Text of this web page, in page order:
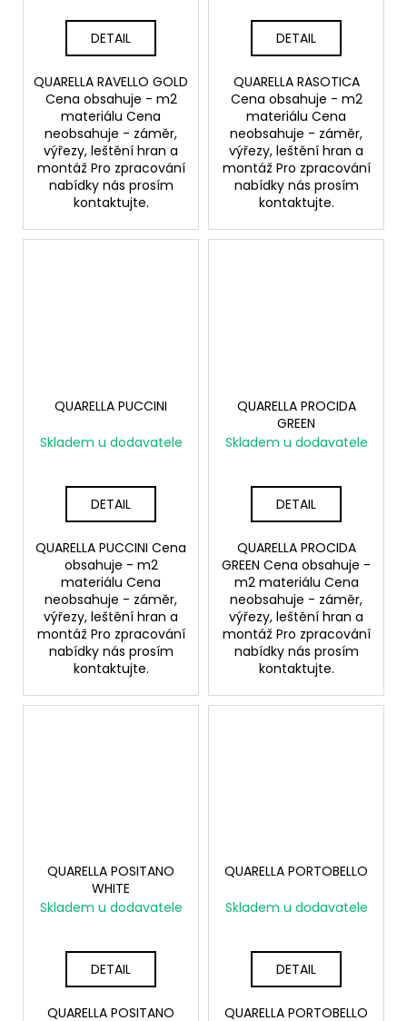
DETAIL
QUARELLA RAVELLO GOLD
Cena obsahuje - m2
materiálu Cena
neobsahuje - záměr,
výřezy, leštění hran a
montáž Pro zpracování
nabídky nás prosím
kontaktujte.
DETAIL
QUARELLA RASOTICA
Cena obsahuje - m2
materiálu Cena
neobsahuje - záměr,
výřezy, leštění hran a
montáž Pro zpracování
nabídky nás prosím
kontaktujte.
QUARELLA PUCCINI
Skladem u dodavatele
DETAIL
QUARELLA PUCCINI Cena
obsahuje - m2
materiálu Cena
neobsahuje - záměr,
výřezy, leštění hran a
montáž Pro zpracování
nabídky nás prosím
kontaktujte.
QUARELLA PROCIDA
GREEN
Skladem u dodavatele
DETAIL
QUARELLA PROCIDA
GREEN Cena obsahuje -
m2 materiálu Cena
neobsahuje - záměr,
výřezy, leštění hran a
montáž Pro zpracování
nabídky nás prosím
kontaktujte.
QUARELLA POSITANO
WHITE
Skladem u dodavatele
DETAIL
QUARELLA POSITANO
QUARELLA PORTOBELLO
Skladem u dodavatele
DETAIL
QUARELLA PORTOBELLO